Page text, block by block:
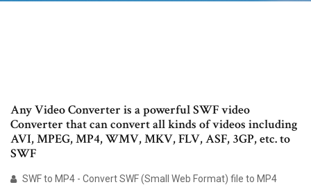
Any Video Converter is a powerful SWF video
Converter that can convert all kinds of videos including
AVI, MPEG, MP4, WMV, MKV, FLV, ASF, 3GP, etc. to
SWF
SWF to MP4 - Convert SWF (Small Web Format) file to MP4